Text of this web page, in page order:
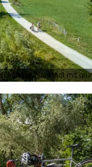
bei Lippstadt mit